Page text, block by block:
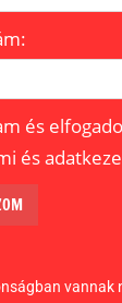
és
és
vannak